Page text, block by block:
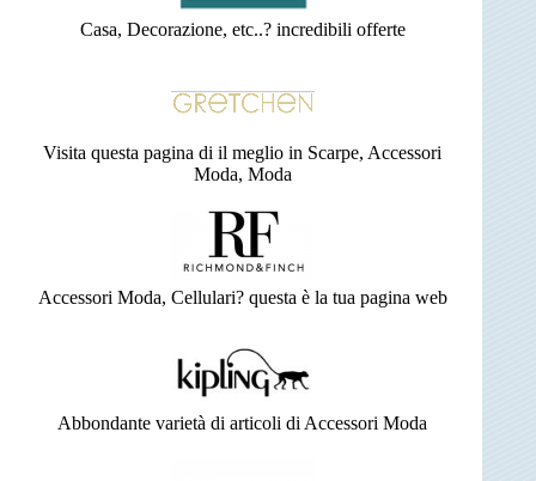
Casa, Decorazione, etc..? incredibili offerte
Visita questa pagina di il meglio in Scarpe, Accessori
Moda, Moda
Accessori Moda, Cellulari? questa è la tua pagina web
Abbondante varietà di articoli di Accessori Moda